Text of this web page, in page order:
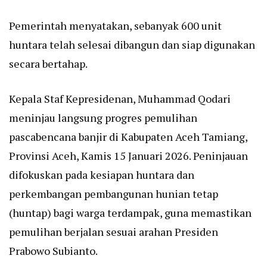
Pemerintah menyatakan, sebanyak 600 unit
huntara telah selesai dibangun dan siap digunakan
secara bertahap.
Kepala Staf Kepresidenan, Muhammad Qodari
meninjau langsung progres pemulihan
pascabencana banjir di Kabupaten Aceh Tamiang,
Provinsi Aceh, Kamis 15 Januari 2026. Peninjauan
difokuskan pada kesiapan huntara dan
perkembangan pembangunan hunian tetap
(huntap) bagi warga terdampak, guna memastikan
pemulihan berjalan sesuai arahan Presiden
Prabowo Subianto.